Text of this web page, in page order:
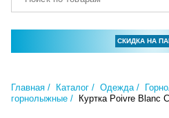
СКИДКА НА
Главная Каталог Одежда
горнолыжные
Куртка Poivre Blanc